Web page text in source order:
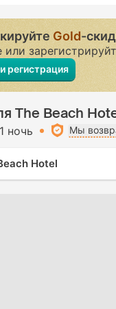
Gold-
или
регистрация
The Beach
1 ночь Мы
Hotel